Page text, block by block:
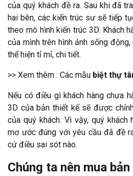
của quý khách đề ra. Sau khi đã
hai bên, các kiến trúc sư sẽ tiếp
theo mô hình kiến trúc 3D. Khách
của mình trên hình ảnh sống
thể hiện tỉ mỉ, chi tiết.
>> Xem thêm : Các mẫu biệt thự
Nếu có điều gì khách hàng chưa
3D của bản thiết kế sẽ được
của quý khách. Vì vậy, quý
mơ ước đúng với yêu cầu đã đề
cứ điều sai sót nào.
Chúng ta nên mua